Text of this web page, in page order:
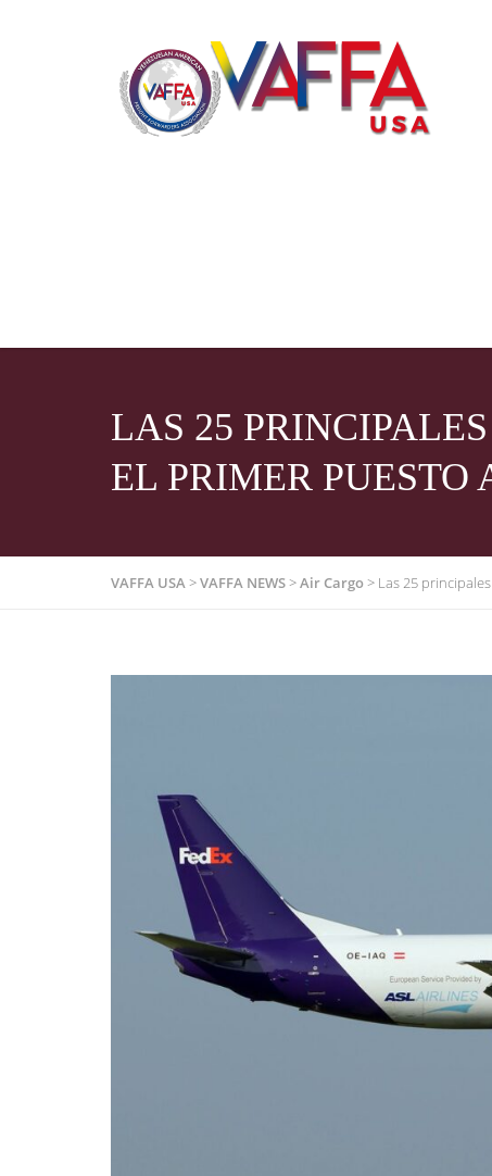
LAS 25
EL PRIMER PUESTO
VAFFA USA>VAFFA NEWS>Air Cargo> Las 25